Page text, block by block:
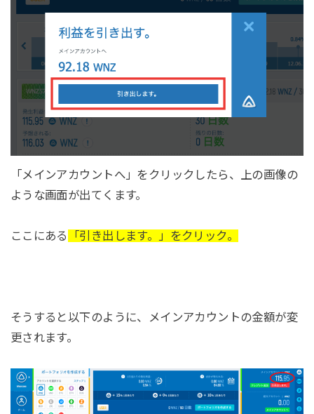
「メインアカウントへ」をクリックしたら、上の画像の
ような画面が出てくます。
ここにある 「引き出します。」をクリック。
そうすると以下のように、メインアカウントの金額が変
更されます。